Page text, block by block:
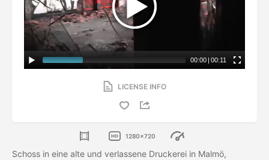
00:00 | 00:11
LICENSE INFO
1280x720
Schoss in eine alte und verlassene Druckerei in Malmö,